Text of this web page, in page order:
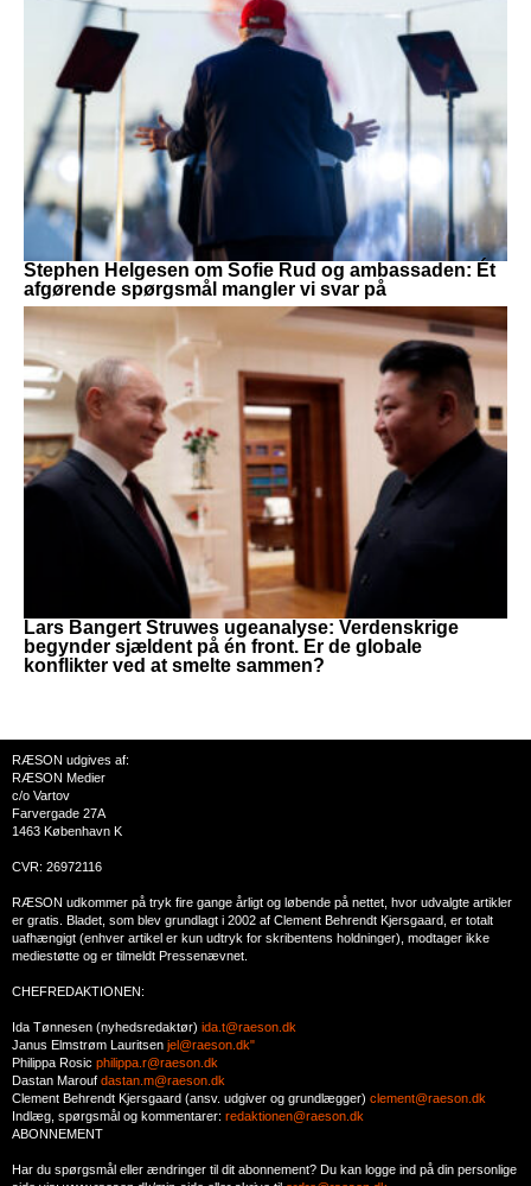
Stephen Helgesen om Sofie Rud og ambassaden: Ét
afgørende spørgsmål mangler vi svar på
Lars Bangert Struwes ugeanalyse: Verdenskrige
begynder sjældent på én front. Er de globale
konflikter ved at smelte sammen?
RÆSON udgives af:
RÆSON Medier
c/o Vartov
Farvergade 27A
1463 København K
CVR: 26972116
RÆSON udkommer på tryk fire gange årligt og løbende på nettet, hvor udvalgte artikler
er gratis. Bladet, som blev grundlagt i 2002 af Clement Behrendt Kjersgaard, er totalt
uafhængigt (enhver artikel er kun udtryk for skribentens holdninger), modtager ikke
mediestøtte og er tilmeldt Pressenævnet.
CHEFREDAKTIONEN:
Ida Tønnesen (nyhedsredaktør) ida.t@raeson.dk
Janus Elmstrøm Lauritsen jel@raeson.dk"
Philippa Rosic philippa.r@raeson.dk
Dastan Marouf dastan.m@raeson.dk
Clement Behrendt Kjersgaard (ansv. udgiver og grundlægger) clement@raeson.dk
Indlæg, spørgsmål og kommentarer: redaktionen@raeson.dk
ABONNEMENT
Har du spørgsmål eller ændringer til dit abonnement? Du kan logge ind på din personlige